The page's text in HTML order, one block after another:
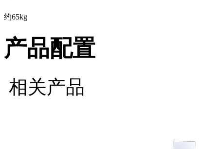
约65kg
产品配置
相关产品